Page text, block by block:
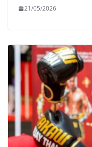
21/05/2026